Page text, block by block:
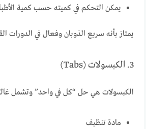
يمكن التحكم في كميته حسب كمية
يمتاز بأنه سريع الذوبان وفعال في الدورات
3. الكبسولات (Tabs)
الكبسولات هي حل “كل في واحد” وتشمل
مادة تنظيف